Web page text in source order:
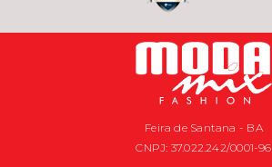
Feira de Santana - BA
CNPJ: 37.022.242/0001-96